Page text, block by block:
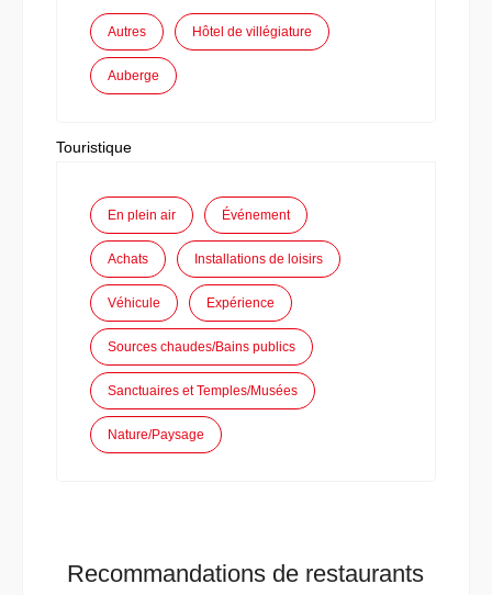
Autres Hôtel de villégiature
Auberge
Touristique
En plein air Événement
Achats Installations de loisirs
Véhicule Expérience
Sources chaudes/Bains publics
Sanctuaires et Temples/Musées
Nature/Paysage
Recommandations de restaurants